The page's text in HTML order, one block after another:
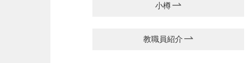
小樽
教職員紹介